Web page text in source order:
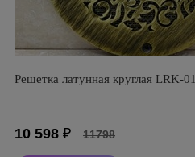
Решетка латунная круглая LRK-01
10 598 ₽ 11798